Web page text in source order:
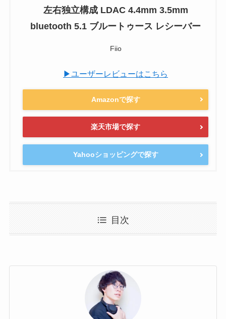
左右独立構成 LDAC 4.4mm 3.5mm
bluetooth 5.1 ブルートゥース レシーバー
Fiio
▶ユーザーレビューはこちら
Amazonで探す
楽天市場で探す
Yahooショッピングで探す
目次